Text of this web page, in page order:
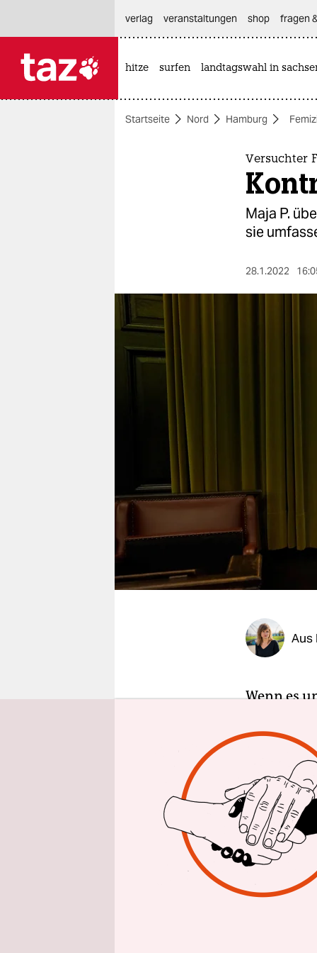
themen
berlin
nord
wahrheit
veranstaltungen
shop
unterstützen
abo
verlag
veranstaltungen shop fragen
hitze surfen landtagswahl in
Startseite Nord Hamburg
Versuchter
Maja P.
sie
28.1.2022
Aus
Wenn es
muss.
Die
sich die
Thomas
ehemals
Bett und